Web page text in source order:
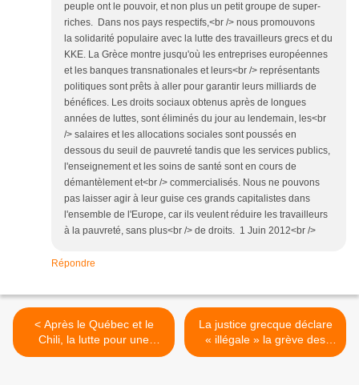
peuple ont le pouvoir, et non plus un petit groupe de super-
riches. Dans nos pays respectifs,<br /> nous promouvons
la solidarité populaire avec la lutte des travailleurs grecs et du
KKE. La Grèce montre jusqu'où les entreprises européennes
et les banques transnationales et leurs<br /> représentants
politiques sont prêts à aller pour garantir leurs milliards de
bénéfices. Les droits sociaux obtenus après de longues
années de luttes, sont éliminés du jour au lendemain, les<br
/> salaires et les allocations sociales sont poussés en
dessous du seuil de pauvreté tandis que les services publics,
l'enseignement et les soins de santé sont en cours de
démantèlement et<br /> commercialisés. Nous ne pouvons
pas laisser agir à leur guise ces grands capitalistes dans
l'ensemble de l'Europe, car ils veulent réduire les travailleurs
à la pauvreté, sans plus<br /> de droits. 1 Juin 2012<br />
Répondre
< Après le Québec et le
Chili, la lutte pour une
éducation publique, gratuite
La justice grecque déclare
« illégale » la grève des
sidérurgistes de Hellenic